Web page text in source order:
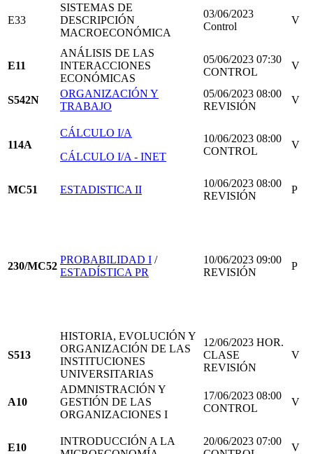
E33
SISTEMAS DE
DESCRIPCIÓN
MACROECONÓMICA
03/06/2023
Control
V
E11
ANÁLISIS DE LAS
INTERACCIONES
ECONÓMICAS
05/06/2023 07:30
CONTROL
V
S542N
ORGANIZACIÓN Y
TRABAJO
05/06/2023 08:00
REVISIÓN
V
114A
CÁLCULO I/A
CÁLCULO I/A - INET
10/06/2023 08:00
CONTROL
V
MC51 ESTADISTICA II
10/06/2023 08:00
REVISIÓN
P
230/MC52
PROBABILIDAD I /
ESTADÍSTICA PR
10/06/2023 09:00
REVISIÓN
P
S513
HISTORIA, EVOLUCIÓN Y
ORGANIZACIÓN DE LAS
INSTITUCIONES
UNIVERSITARIAS
12/06/2023 HOR.
CLASE
REVISIÓN
V
A10
ADMNISTRACIÓN Y
GESTIÓN DE LAS
ORGANIZACIONES I
17/06/2023 08:00
CONTROL
V
E10
INTRODUCCIÓN A LA
20/06/2023 07:00
V